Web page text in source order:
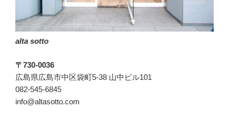
最
高
傑
の
alta sotto
〒730-0036
広島県広島市中区袋町5-38 山中ビル101
082-545-6845
info@altasotto.com